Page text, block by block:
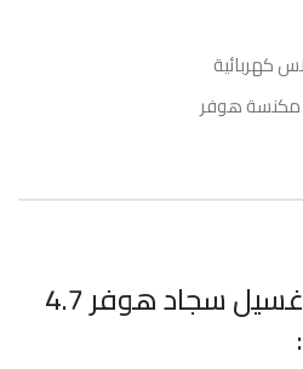
كهربائية
مكنسة هوفر
مواصفات مكنسة غسيل سجاد هوفر 4.7